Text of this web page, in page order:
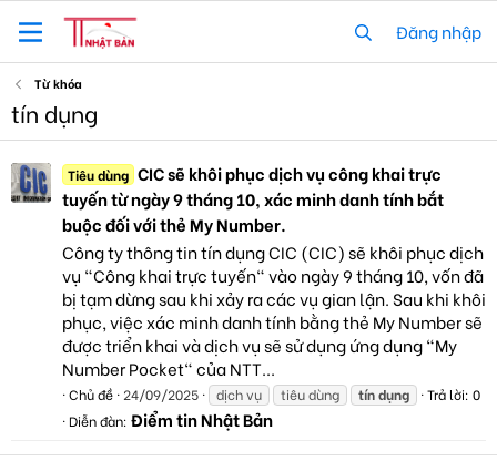
Đăng nhập
Từ khóa
tín dụng
Tiêu dùng CIC sẽ khôi phục dịch vụ công khai trực
tuyến từ ngày 9 tháng 10, xác minh danh tính bắt
buộc đối với thẻ My Number.
Công ty thông tin tín dụng CIC (CIC) sẽ khôi phục dịch
vụ "Công khai trực tuyến" vào ngày 9 tháng 10, vốn đã
bị tạm dừng sau khi xảy ra các vụ gian lận. Sau khi khôi
phục, việc xác minh danh tính bằng thẻ My Number sẽ
được triển khai và dịch vụ sẽ sử dụng ứng dụng "My
Number Pocket" của NTT...
Chủ đề 24/09/2025 dịch vụ tiêu dùng tíndụng
Trả lời: 0
Diễn đàn: Điểm tin Nhật Bản